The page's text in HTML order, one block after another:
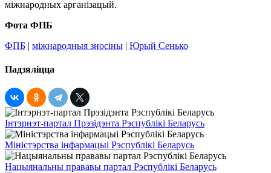
міжнародных арганізацый.
Фота ФПБ
ФПБ | міжнародныя зносіны | Юрый Сенько
Падзяліцца
Інтэрнэт-партал Прэзідэнта Рэспублікі Беларусь
Міністэрства інфармацыі Рэспублікі Беларусь
Нацыянальны прававы партал Рэспублікі Беларусь